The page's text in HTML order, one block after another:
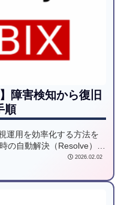
障害検知から復旧
順
運用を効率化する方法を
の自動解決（Resolve）ま
す。インシデント管理を
2026.02.02